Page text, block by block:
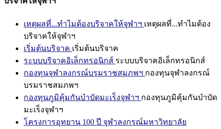
เหตุผลที่...ทำไมต้องบริจาคให้จุฬาฯ เหตุผลที่...ทำไมต้อง
บริจาคให้จุฬาฯ
เริ่มต้นบริจาค เริ่มต้นบริจาค
ระบบบริจาคอิเล็กทรอนิกส์ ระบบบริจาคอิเล็กทรอนิกส์
กองทุนจุฬาลงกรณ์บรมราชสมภพฯ กองทุนจุฬาลงกรณ์
บรมราชสมภพฯ
กองทุนภูมิคุ้มกันบำบัดมะเร็งจุฬาฯ กองทุนภูมิคุ้มกันบำบัด
มะเร็งจุฬาฯ
โครงการอุทยาน 100 ปี จุฬาลงกรณ์มหาวิทยาลัย